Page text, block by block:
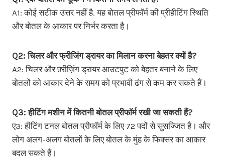
A1: कोई सटीक उत्तर नहीं है. यह बोतल प्रीफॉर्म की प्रीहीटिंग स्थिति
और बोतल के आकार पर निर्भर करता है।
Q2: चिलर और फ्रीजिंग ड्रायर का मिलान करना बेहतर क्यों है?
A2: चिलर और फ़्रीज़िंग ड्रायर आउटपुट को बेहतर बनाने के लिए
बोतलों को आकार देने के समय को प्रभावी ढंग से कम कर सकते हैं।
Q3: हीटिंग मशीन में कितनी बोतल प्रीफॉर्म रखी जा सकती हैं?
ए3: हीटिंग टनल बोतल प्रीफॉर्म के लिए 72 पदों से सुसज्जित है। और
लोग अलग-अलग बोतलों के लिए बोतल के मुंह के फिक्सर का आकार
बदल सकते हैं।